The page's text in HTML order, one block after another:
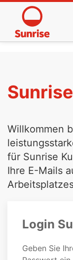
Willkommen
für Sunrise
Ihre E-Mails
Login
Geben Sie